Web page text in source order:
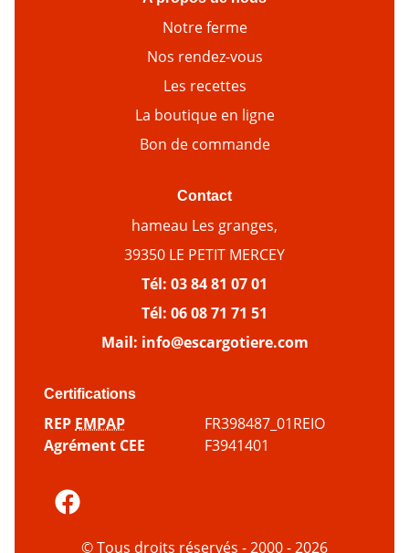
Notre ferme
Nos rendez-vous
Les recettes
La boutique en ligne
Bon de commande
Contact
hameau Les granges,
39350 LE PETIT MERCEY
Tél: 03 84 81 07 01
Tél: 06 08 71 71 51
Mail: info@escargotiere.com
Certifications
REP EMPAP
FR398487_01REIO
Agrément CEE
F3941401
© Tous droits réservés - 2000 - 2026